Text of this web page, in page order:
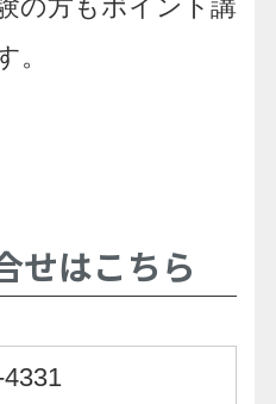
の方もポイント講
。
せはこちら